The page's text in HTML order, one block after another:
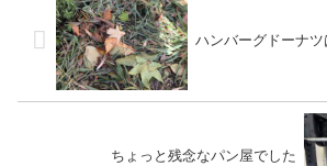
ハンバーグドーナ
ちょっと残念なパン屋でした